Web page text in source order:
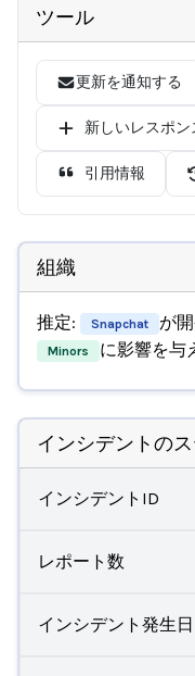
ツール
更新を通知する
新しいレスポン
引用情報
組織
推定: Snapchat が
Minors に影響を与
インシデントの
インシデントID
レポート数
インシデント発生日